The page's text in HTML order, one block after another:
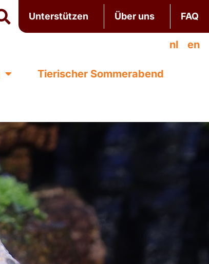
Unterstützen Über uns FAQ
nl en
Tierischer Sommerabend